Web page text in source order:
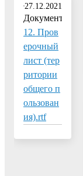
27.12.2021
Документ:
12. Пров
ерочный
лист (тер
ритории
общего п
ользован
ия).rtf